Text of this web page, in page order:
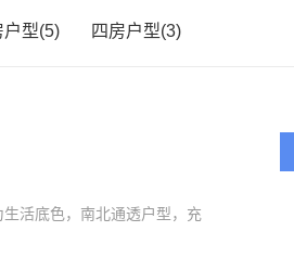
户型(5) 四房户型(3)
活底色，南北通透户型，充